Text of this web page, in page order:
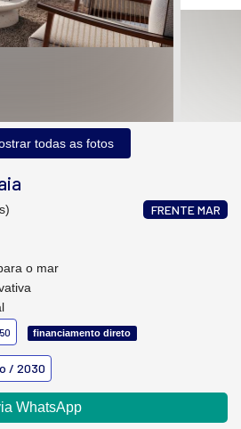
todas as fotos
FRENTE MAR
o mar
50 financiamento direto
/ 2030
WhatsApp